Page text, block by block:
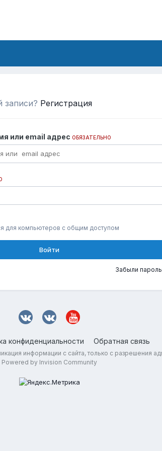
записи? Регистрация
или email адрес ОБЯЗАТЕЛЬНО
для компьютеров с общим доступом
Войти
Забыли
конфиденциальности Обратная связь
информации с сайта, только с разрешения
Powered by Invision Community